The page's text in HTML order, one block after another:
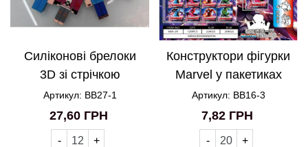
Силіконові брелоки
3D зі стрічкою
Minecraft BB27-1
Артикул: BB27-1
27,60 ГРН
- +
Конструктори фігурки
Marvel у пакетиках
BB16-3
Артикул: BB16-3
7,82 ГРН
- +